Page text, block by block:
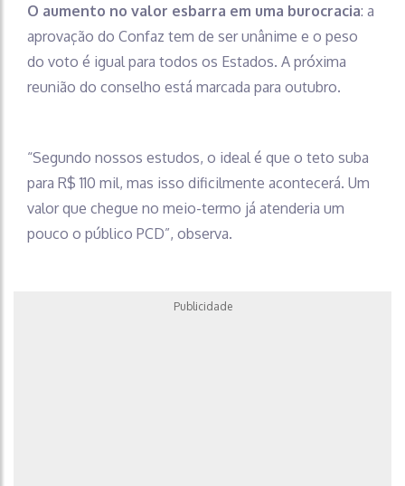
O aumento no valor esbarra em uma burocracia: a
aprovação do Confaz tem de ser unânime e o peso
do voto é igual para todos os Estados. A próxima
reunião do conselho está marcada para outubro.
“Segundo nossos estudos, o ideal é que o teto suba
para R$ 110 mil, mas isso dificilmente acontecerá. Um
valor que chegue no meio-termo já atenderia um
pouco o público PCD”, observa.
Publicidade